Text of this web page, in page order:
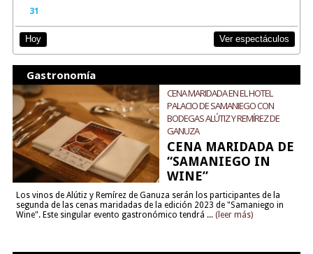
31
Hoy Ver espectáculos
Gastronomía
CENA MARIDADA EN EL HOTEL
PALACIO DE SAMANIEGO CON
BODEGAS ALÚTIZ Y REMÍREZ DE
GANUZA
CENA MARIDADA DE
“SAMANIEGO IN
WINE”
Los vinos de Alútiz y Remírez de Ganuza serán los participantes de la
segunda de las cenas maridadas de la edición 2023 de "Samaniego in
Wine". Este singular evento gastronómico tendrá ... (leer más)